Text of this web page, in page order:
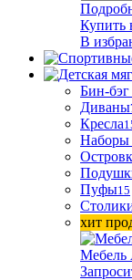
Купить
В
Бин-
Диваны
Кресла
Наборы
Пуфы15
хит
Мебель